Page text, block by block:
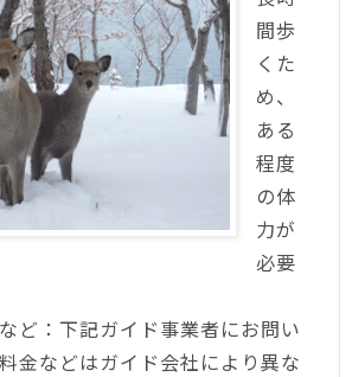
間歩
くた
め、
ある
程度
の体
力が
必要
ど：下記ガイド事業者にお問い
金などはガイド会社により異な